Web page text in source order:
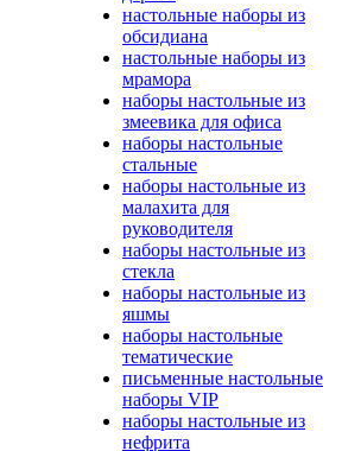
настольные наборы из
обсидиана
настольные наборы из
мрамора
наборы настольные из
змеевика для офиса
наборы настольные
стальные
наборы настольные из
малахита для
руководителя
наборы настольные из
стекла
наборы настольные из
яшмы
наборы настольные
тематические
письменные настольные
наборы VIP
наборы настольные из
нефрита